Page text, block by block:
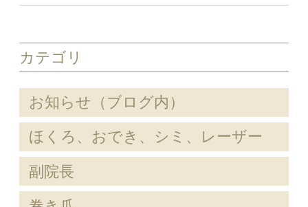
カテゴリ
お知らせ（ブログ内）
ほくろ、おでき、シミ、レーザー
副院長